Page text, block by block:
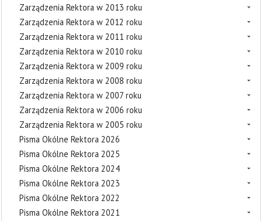
Zarządzenia Rektora w 2013 roku
Zarządzenia Rektora w 2012 roku
Zarządzenia Rektora w 2011 roku
Zarządzenia Rektora w 2010 roku
Zarządzenia Rektora w 2009 roku
Zarządzenia Rektora w 2008 roku
Zarządzenia Rektora w 2007 roku
Zarządzenia Rektora w 2006 roku
Zarządzenia Rektora w 2005 roku
Pisma Okólne Rektora 2026
Pisma Okólne Rektora 2025
Pisma Okólne Rektora 2024
Pisma Okólne Rektora 2023
Pisma Okólne Rektora 2022
Pisma Okólne Rektora 2021